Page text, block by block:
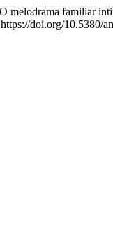
melodrama familiar
doi.org/10.5380/